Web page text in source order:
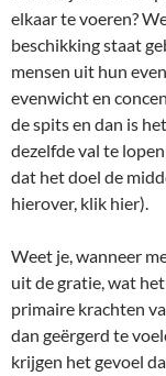
elkaar te voeren?
beschikking staat
mensen uit hun
evenwicht en
de spits en dan is
dezelfde val te
dat het doel de
hierover, klik hier).
Weet je, wanneer
uit de gratie, wat
primaire krachten
dan geërgerd te
krijgen het gevoel